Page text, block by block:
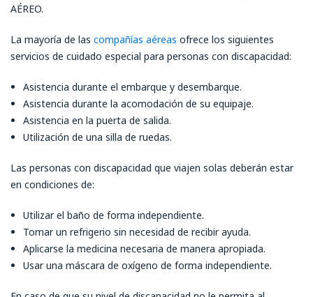
AÉREO.
La mayoría de las compañías aéreas ofrece los siguientes
servicios de cuidado especial para personas con discapacidad:
Asistencia durante el embarque y desembarque.
Asistencia durante la acomodación de su equipaje.
Asistencia en la puerta de salida.
Utilización de una silla de ruedas.
Las personas con discapacidad que viajen solas deberán estar
en condiciones de:
Utilizar el baño de forma independiente.
Tomar un refrigerio sin necesidad de recibir ayuda.
Aplicarse la medicina necesaria de manera apropiada.
Usar una máscara de oxígeno de forma independiente.